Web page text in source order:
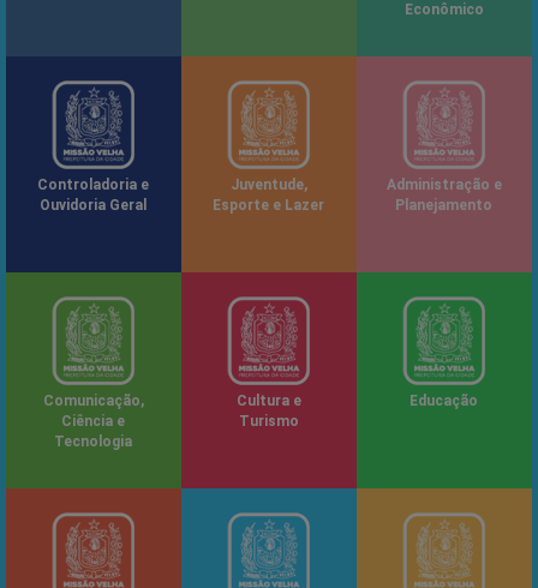
Econômico
Controladoria e
Ouvidoria Geral
Juventude,
Esporte e Lazer
Administração e
Planejamento
Comunicação,
Ciência e
Tecnologia
Cultura e
Turismo
Educação